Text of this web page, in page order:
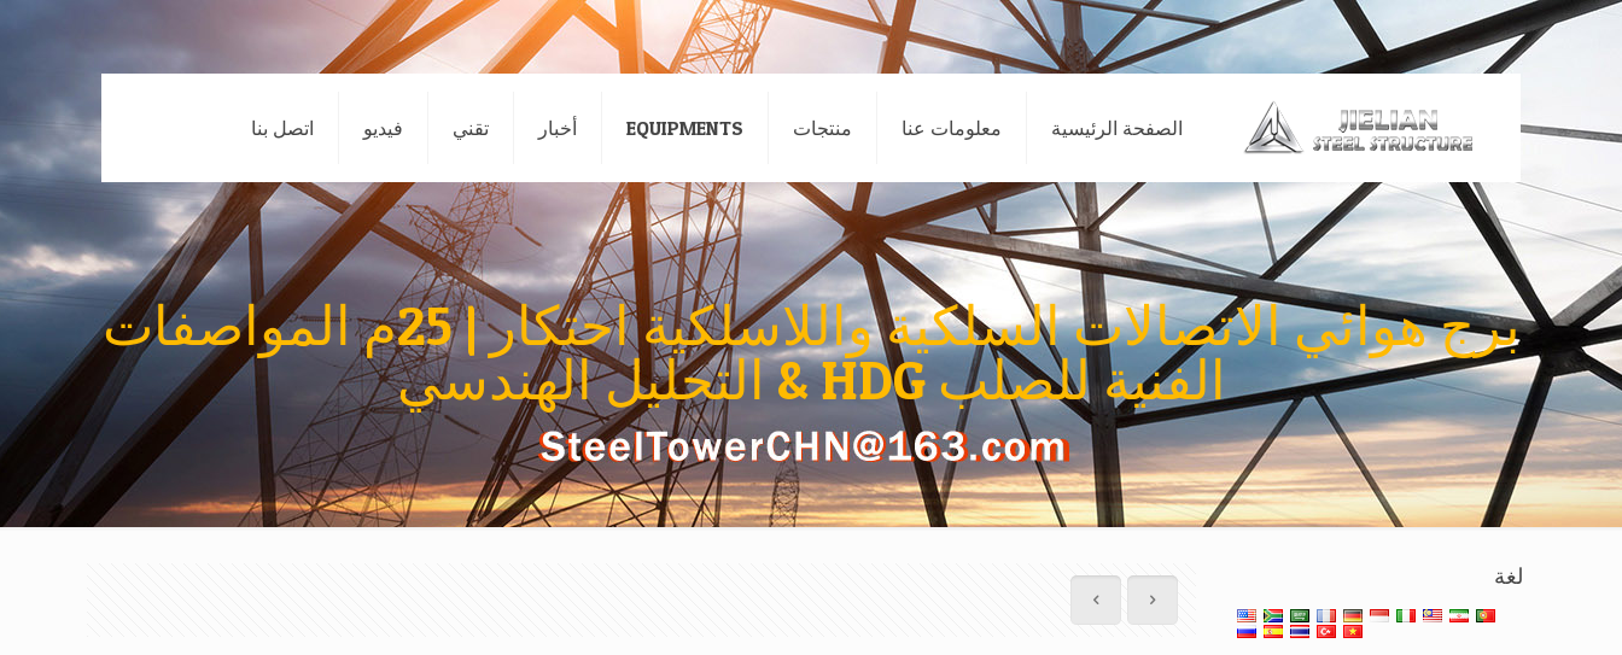
الصفحة الرئيسية معلومات عنا منتجات EQUIPMENTS أخبار تقني فيديو اتصل بنا
برج هوائي الاتصالات السلكية واللاسلكية احتكار | 25م المواصفات
الفنية للصلب HDG & التحليل الهندسي
لغة